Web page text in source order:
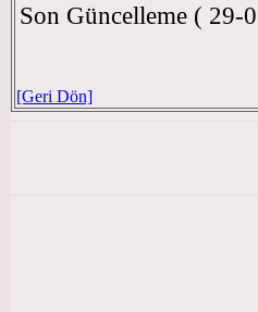
Son Güncelleme ( 29-
[Geri Dön]